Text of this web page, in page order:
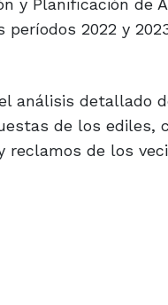
y Planificación de
2022 y
análisis detallado
de los ediles,
reclamos de los